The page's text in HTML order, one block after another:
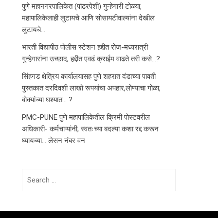
पुणे महानगरपालिकेत (पांढरपेशी) गुन्हेगारी टोळ्या,
महापालिकेलाही लुटायचे आणि सोसायटीवाल्यांना देखील
लुटायचे…
भारती विद्यापीठ पोलीस स्टेशन हद्दीत रोज-मध्यरात्री
गुन्हेगारांना उच्छाद, हद्दीत एवढं क्राईम वाढते तरी कसे…?
सिंहगड क्षेत्रिय कार्यालयासह पुणे शहरात दंडाच्या पावती
पुस्तकात दरदिवशी लाखो रूपयांचा अपहार,लोण्याचा गोळा,
बोक्यांच्या घश्यात… ?
PMC-PUNE पुणे महापालिकेतील क्रिमी पोस्टवरील
अधिकारी- कर्मचाऱ्यांनी, स्वतःच्या बदल्या कशा रद्द करून
घ्यायच्या… लेसन नंबर वन